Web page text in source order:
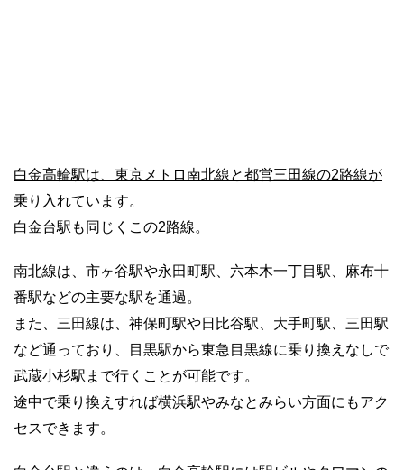
白金高輪駅は、東京メトロ南北線と都営三田線の2路線が
乗り入れています。
白金台駅も同じくこの2路線。
南北線は、市ヶ谷駅や永田町駅、六本木一丁目駅、麻布十
番駅などの主要な駅を通過。
また、三田線は、神保町駅や日比谷駅、大手町駅、三田駅
など通っており、目黒駅から東急目黒線に乗り換えなしで
武蔵小杉駅まで行くことが可能です。
途中で乗り換えすれば横浜駅やみなとみらい方面にもアク
セスできます。